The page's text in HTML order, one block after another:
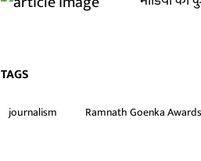
TAGS
journalism Ramnath Goenka Awards